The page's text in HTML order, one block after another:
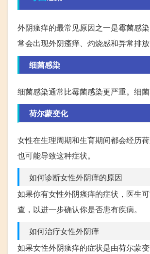
外阴瘙痒的最常见原因之一是霉菌感
常会出现外阴瘙痒、灼烧感和异常排
细菌感染
细菌感染通常比霉菌感染更严重。细
荷尔蒙变化
女性在生理周期和生育期间都会经历
也可能导致这种症状。
如何诊断女性外阴痒的原因
如果你有女性外阴瘙痒的症状，医生
查，以进一步确认你是否患有疾病。
如何治疗女性外阴痒
如果女性外阴瘙痒的症状是由荷尔蒙